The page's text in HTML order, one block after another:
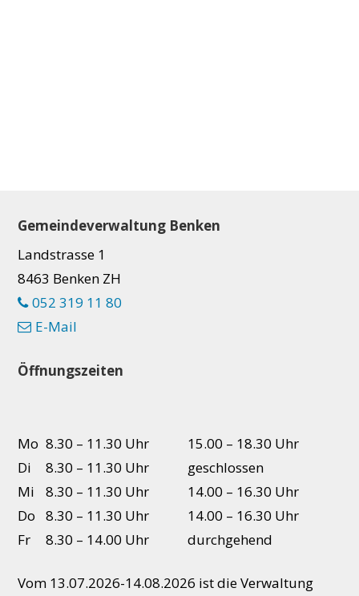
Footer
Gemeindeverwaltung Benken
Landstrasse 1
8463 Benken ZH
052 319 11 80
E-Mail
Öffnungszeiten
Mo 8.30 – 11.30 Uhr
15.00 – 18.30 Uhr
Di
8.30 – 11.30 Uhr
geschlossen
Mi
8.30 – 11.30 Uhr
14.00 – 16.30 Uhr
Do
8.30 – 11.30 Uhr
14.00 – 16.30 Uhr
Fr
8.30 – 14.00 Uhr durchgehend
Vom 13.07.2026-14.08.2026 ist die Verwaltung